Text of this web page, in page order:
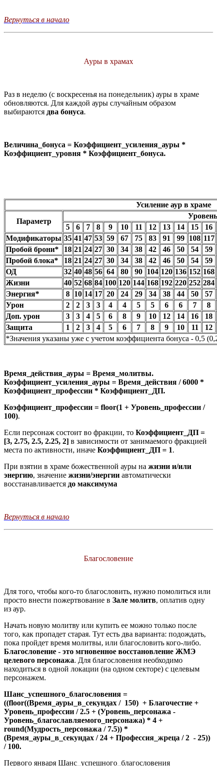
Вернуться в начало
Ауры в храмах
Раз в неделю (с воскресенья на понедельник) ауры в храме
обновляются. Для каждой ауры случайным образом
выбираются два бонуса.
Величина_бонуса = Коэффициент_усиления_ауры *
Коэффициент_уровня * Коэффициент_бонуса.
Усиление аур в храме
Параметр
Уровень
5
6 7 8 9 10 11 12 13 14 15
16
Модификаторы 35 41 47 53 59 67 75 83 91 99 108 117
Пробой брони*
18 21 24 27 30 34 38 42 46 50 54
59
Пробой блока*
18 21 24 27 30 34 38 42 46 50 54
59
ОД
32 40 48 56 64 80 90 104 120 136 152 168
Жизни
40 52 68 84 100 120 144 168 192 220 252 284
Энергия*
8 10 14 17 20 24 29 34 38 44 50
57
Урон
2 2 3 3 4 4 5 5 6 6 7
8
Доп. урон
3 3 4 5 6 8 9 10 12 14 16
18
Защита
1 2 3 4 5 6 7 8 9 10 11
12
*Значения указаны уже с учетом коэффициента бонуса - 0,5
Время_действия_ауры = Время_молитвы.
Коэффициент_усиления_ауры = Время_действия / 6000 *
Коэффициент_профессии * Коэффициент_ДП.
Коэффициент_профессии = floor(1 + Уровень_профессии /
100).
Если персонаж состоит во фракции, то Коэффициент_ДП =
[3, 2.75, 2.5, 2.25, 2] в зависимости от занимаемого фракцией
места по активности, иначе Коэффициент_ДП = 1.
При взятии в храме божественной ауры на жизни и/или
энергию, значение жизни/энергии автоматически
восстанавливается до максимума
Вернуться в начало
Благословение
Для того, чтобы кого-то благословить, нужно помолиться или
просто внести пожертвование в Зале молитв, оплатив одну
из аур.
Начать новую молитву или купить ее можно только после
того, как пропадет старая. Тут есть два варианта: подождать,
пока пройдет время молитвы, или благословить кого-либо.
Благословение - это мгновенное восстановление ЖМЭ
целевого персонажа. Для благословения необходимо
находиться в одной локации (на одном секторе) с целевым
персонажем.
Шанс_успешного_благословения =
((floor((Время_ауры_в_секундах / 150) + Благочестие +
Уровень_профессии / 2.5 + (Уровень_персонажа -
Уровень_благославляемого_персонажа) * 4 +
round(Мудрость_персонажа / 7.5)) *
(Время_ауры_в_секундах / 24 + Профессия_жреца / 2 - 25))
/ 100.
Первого января Шанс_успешного_благословения